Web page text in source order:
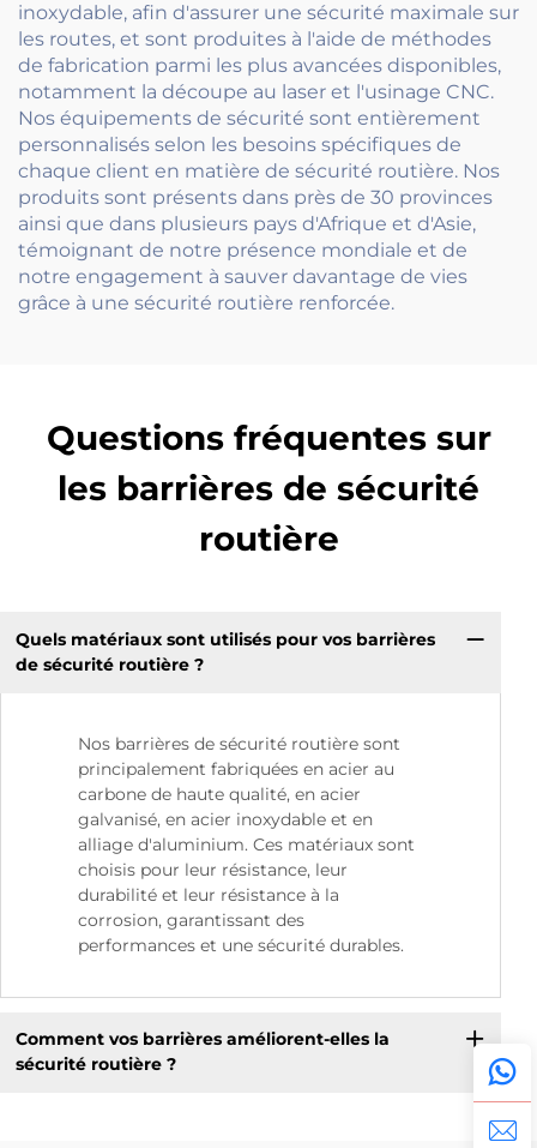
inoxydable, afin d'assurer une sécurité maximale sur
les routes, et sont produites à l'aide de méthodes
de fabrication parmi les plus avancées disponibles,
notamment la découpe au laser et l'usinage CNC.
Nos équipements de sécurité sont entièrement
personnalisés selon les besoins spécifiques de
chaque client en matière de sécurité routière. Nos
produits sont présents dans près de 30 provinces
ainsi que dans plusieurs pays d'Afrique et d'Asie,
témoignant de notre présence mondiale et de
notre engagement à sauver davantage de vies
grâce à une sécurité routière renforcée.
Questions fréquentes sur
les barrières de sécurité
routière
Quels matériaux sont utilisés pour vos barrières
de sécurité routière ?
Nos barrières de sécurité routière sont
principalement fabriquées en acier au
carbone de haute qualité, en acier
galvanisé, en acier inoxydable et en
alliage d'aluminium. Ces matériaux sont
choisis pour leur résistance, leur
durabilité et leur résistance à la
corrosion, garantissant des
performances et une sécurité durables.
Comment vos barrières améliorent-elles la
sécurité routière ?